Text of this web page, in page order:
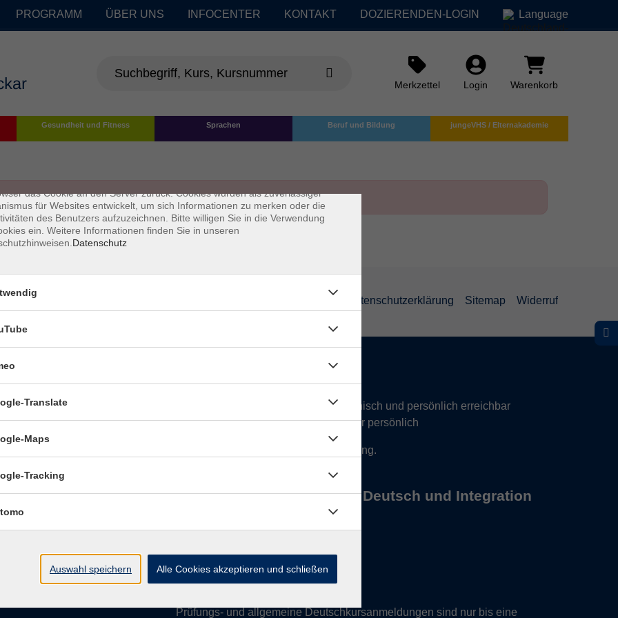
PROGRAMM ÜBER UNS INFOCENTER KONTAKT DOZIERENDEN-LOGIN Language
Merkzettel Login Warenkorb
Gesundheit und Fitness Sprachen Beruf und Bildung jungeVHS / Elternakademie
Datenschutzerklärung Sitemap Widerruf
Öffnungszeiten:
9–12.30 Uhr telefonisch und persönlich erreichbar
Mo–Do nachmittags:13.30–17 Uhr nur persönlich
Termine für Beratung nach Vereinbarung.
Öffnungszeiten des Büros Deutsch und Integration
Mi9-12 Uhr
Do & Frgeschlossen
Prüfungs- und allgemeine Deutschkursanmeldungen sind nur bis eine
sind kleine Datenmengen, die von einer Website gesendet und vom
das Cookie an den Server zurück. Cookies wurden als zuverlässiger
für Websites entwickelt, um sich Informationen zu merken oder die
des Benutzers aufzuzeichnen. Bitte willigen Sie in die Verwendung
ein. Weitere Informationen finden Sie in unseren
Datenschutz
×
Translate
Maps
Tracking
Auswahl speichern Alle Cookies akzeptieren und schließen